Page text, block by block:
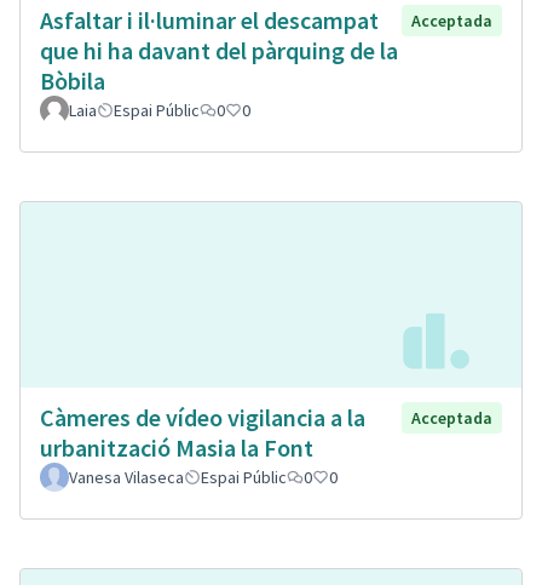
Asfaltar i il·luminar el descampat
que hi ha davant del pàrquing de la
Bòbila
Acceptada
Laia Espai Públic 0 0
Càmeres de vídeo vigilancia a la
urbanització Masia la Font
Acceptada
Vanesa Vilaseca Espai Públic 0 0